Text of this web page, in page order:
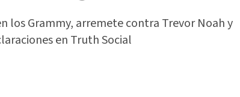
los Grammy, arremete contra Trevor Noah y
en Truth Social